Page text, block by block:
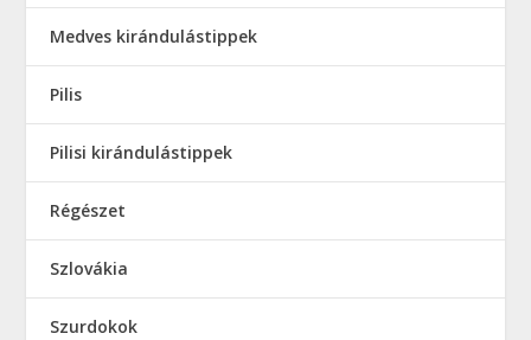
Medves kirándulástippek
Pilis
Pilisi kirándulástippek
Régészet
Szlovákia
Szurdokok